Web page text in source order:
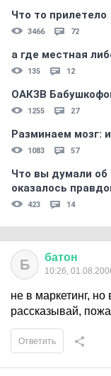
Что то прилетело
3466 72
а где местная
135 12
ОАКЗВ
1255 27
Разминаем мозг:
1083 57
Что вы думали об
оказалось
423 14
Б батон
10:26,
не в маркетинг, но
рассказывай,
Ответить